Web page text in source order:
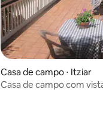
Casa de campo ⋅ Itziar
Casa de campo com